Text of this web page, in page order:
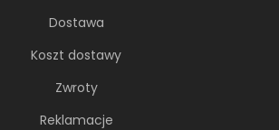
Dostawa
Koszt dostawy
Zwroty
Reklamacje